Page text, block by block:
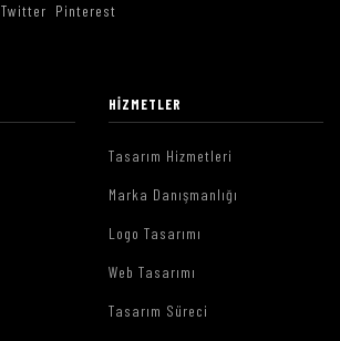
Twitter Pinterest
HIZMETLER
Tasarım Hizmetleri
Marka Danışmanlığı
Logo Tasarımı
Web Tasarımı
Tasarım Süreci